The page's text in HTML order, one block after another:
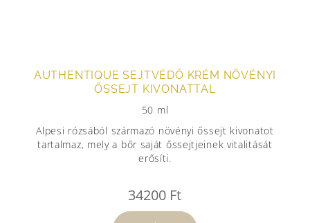
AUTHENTIQUE SEJTVÉDŐ KRÉM NÖVÉNYI
ŐSSEJT KIVONATTAL
50 ml
Alpesi rózsából származó növényi őssejt kivonatot
tartalmaz, mely a bőr saját őssejtjeinek vitalitását
erősíti.
34200 Ft